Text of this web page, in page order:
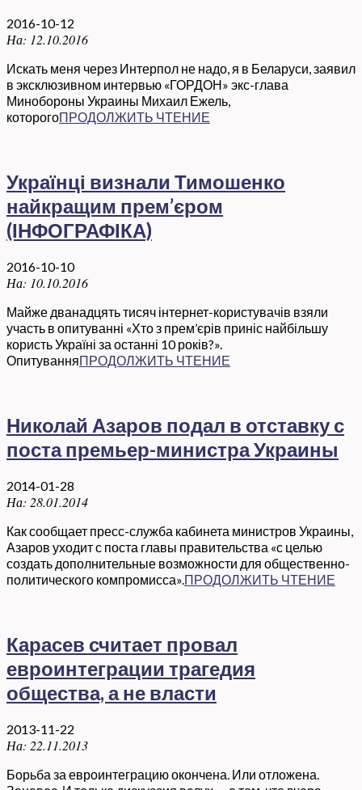
2016-10-12
На: 12.10.2016
Искать меня через Интерпол не надо, я в Беларуси, заявил
в эксклюзивном интервью «ГОРДОН» экс-глава
Минобороны Украины Михаил Ежель,
которогоПРОДОЛЖИТЬ ЧТЕНИЕ
Українці визнали Тимошенко
найкращим прем’єром
(ІНФОГРАФІКА)
2016-10-10
На: 10.10.2016
Майже дванадцять тисяч інтернет-користувачів взяли
участь в опитуванні «Хто з прем’єрів приніс найбільшу
користь Україні за останні 10 років?».
ОпитуванняПРОДОЛЖИТЬ ЧТЕНИЕ
Николай Азаров подал в отставку с
поста премьер-министра Украины
2014-01-28
На: 28.01.2014
Как сообщает пресс-служба кабинета министров Украины,
Азаров уходит с поста главы правительства «с целью
создать дополнительные возможности для общественно-
политического компромисса».ПРОДОЛЖИТЬ ЧТЕНИЕ
Карасев считает провал
евроинтеграции трагедия
общества, а не власти
2013-11-22
На: 22.11.2013
Борьба за евроинтеграцию окончена. Или отложена.